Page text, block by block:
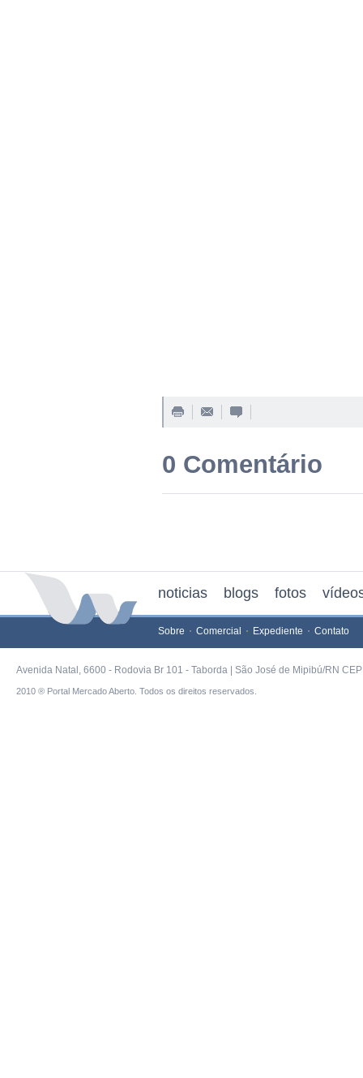
0 Comentário
noticias blogs fotos
Sobre Comercial Expediente Contato
Avenida Natal, 6600 - Rodovia Br 101 - Taborda | São José de Mipibú/RN
2010 ® Portal Mercado Aberto. Todos os direitos reservados.